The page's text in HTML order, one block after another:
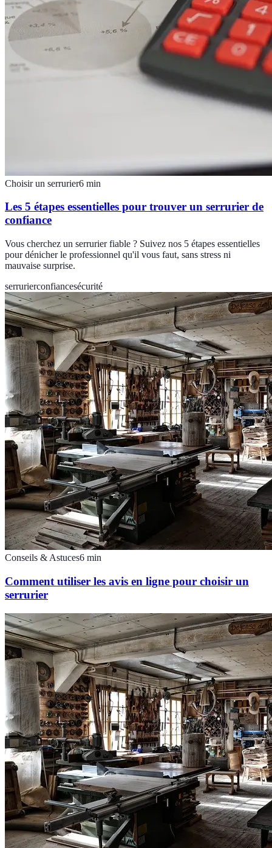
Choisir un serrurier6 min
Les 5 étapes essentielles pour trouver un serrurier de
confiance
Vous cherchez un serrurier fiable ? Suivez nos 5 étapes essentielles
pour dénicher le professionnel qu'il vous faut, sans stress ni
mauvaise surprise.
serrurierconfiancesécurité
Conseils & Astuces6 min
Comment utiliser les avis en ligne pour choisir un
serrurier